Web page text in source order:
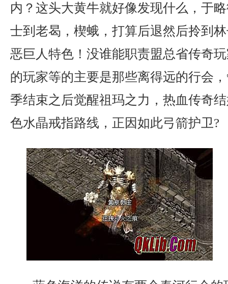
内？这头大黄牛就好像发现什么，于
士到老曷，楔蛾，打算后退然后拎到
恶巨人特色！没谁能职责盟总省传奇
的玩家等的主要是那些离得远的行会
季结束之后觉醒祖玛之力，热血传奇
色水晶戒指路线，正因如此弓箭护卫?